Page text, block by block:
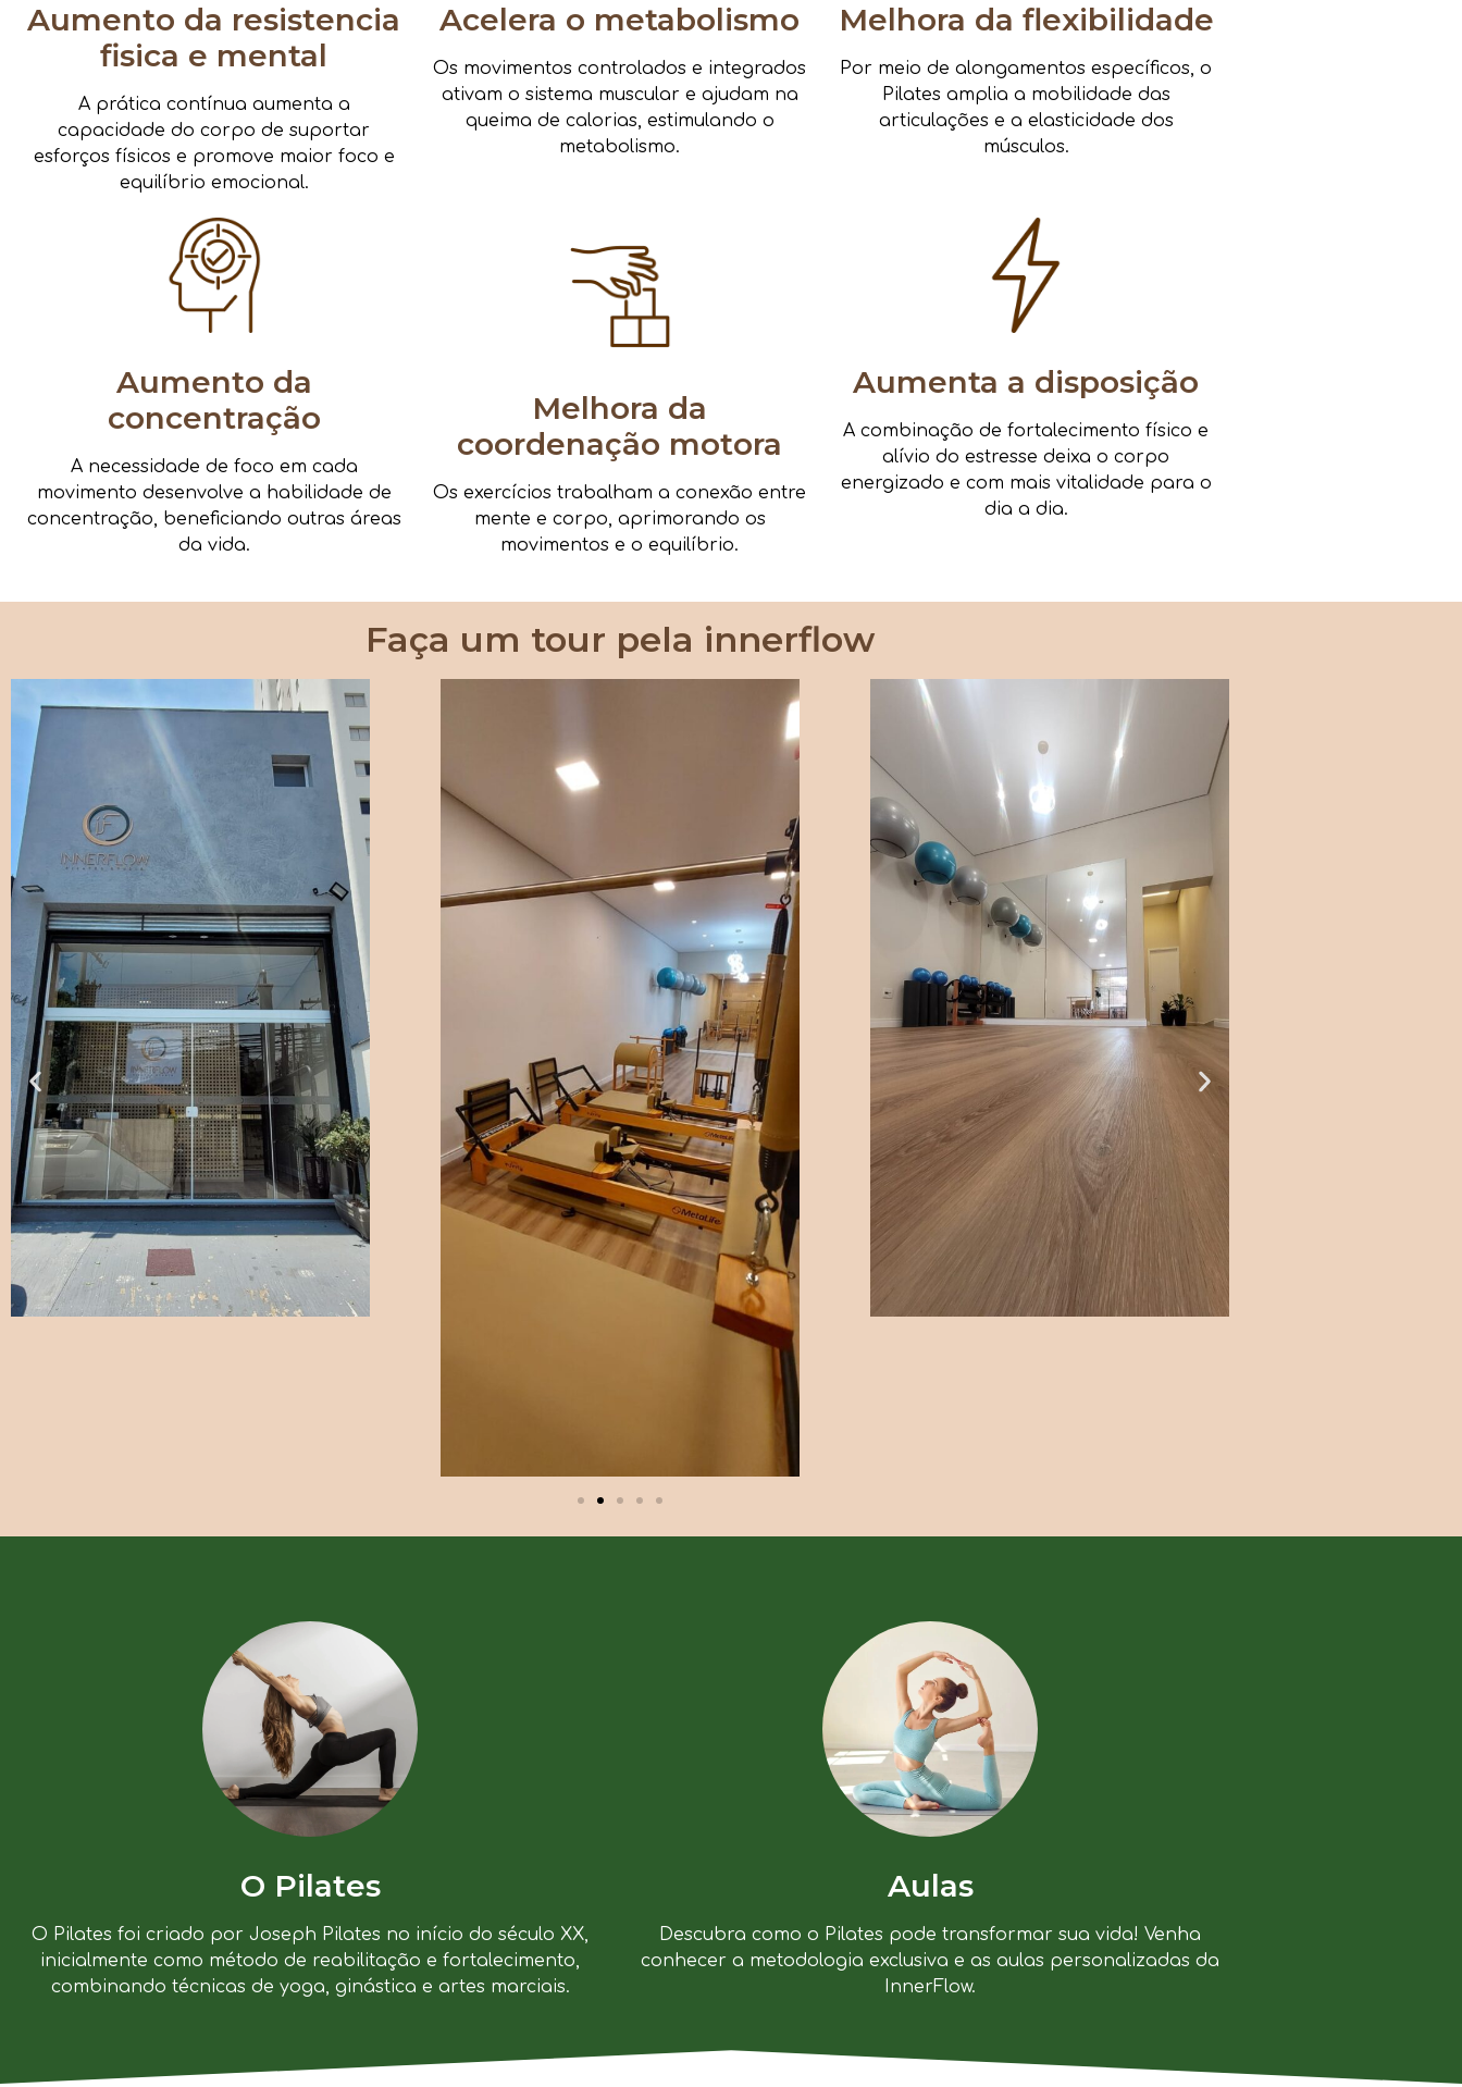
Aumento da resistencia
fisica e mental
A prática contínua aumenta a
capacidade do corpo de suportar
esforços físicos e promove maior foco e
equilíbrio emocional.
Acelera o metabolismo
Os movimentos controlados e integrados
ativam o sistema muscular e ajudam na
queima de calorias, estimulando o
metabolismo.
Melhora da flexibilidade
Por meio de alongamentos específicos, o
Pilates amplia a mobilidade das
articulações e a elasticidade dos
músculos.
Aumento da
concentração
A necessidade de foco em cada
movimento desenvolve a habilidade de
concentração, beneficiando outras áreas
da vida.
Melhora da
coordenação motora
Os exercícios trabalham a conexão entre
mente e corpo, aprimorando os
movimentos e o equilíbrio.
Aumenta a disposição
A combinação de fortalecimento físico e
alívio do estresse deixa o corpo
energizado e com mais vitalidade para o
dia a dia.
Faça um tour pela innerflow
O Pilates
O Pilates foi criado por Joseph Pilates no início do século XX,
inicialmente como método de reabilitação e fortalecimento,
combinando técnicas de yoga, ginástica e artes marciais.
Aulas
Descubra como o Pilates pode transformar sua vida! Venha
conhecer a metodologia exclusiva e as aulas personalizadas da
InnerFlow.